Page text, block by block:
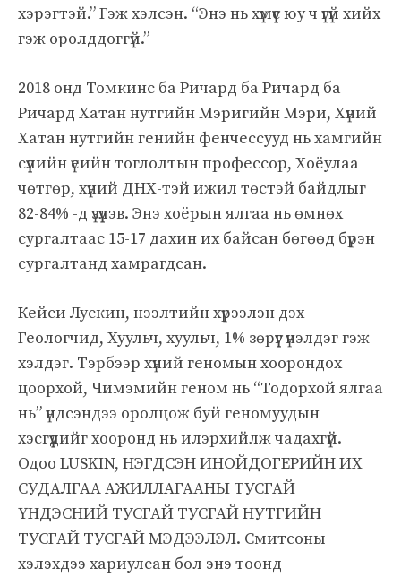
хэрэгтэй.” Гэж хэлсэн. “Энэ нь хүмүүс юу ч үгүй ​​хийх
гэж оролддоггүй.”
2018 онд Томкинс ба Ричард ба Ричард ба
Ричард Хатан нутгийн Мэригийн Мэри, Хүний
Хатан нутгийн генийн фенчессууд нь хамгийн
сүүлийн үеийн тоглолтын профессор, Хоёулаа
чөтгөр, хүний ​​ДНХ-тэй ижил төстэй байдлыг
82-84% -д үзүүлэв. Энэ хоёрын ялгаа нь өмнөх
сургалтаас 15-17 дахин их байсан бөгөөд бүрэн
сургалтанд хамрагдсан.
Кейси Лускин, нээлтийн хүрээлэн дэх
Геологчид, Хуульч, хуульч, 1% зөрүүг үнэлдэг гэж
хэлдэг. Тэрбээр хүний ​​геномын хоорондох
цоорхой, Чимэмийн геном нь “Тодорхой ялгаа
нь” үндсэндээ оролцож буй геномуудын
хэсгүүдийг хооронд нь илэрхийлж чадахгүй.
Одоо LUSKIN, НЭГДСЭН ИНОЙДОГЕРИЙН ИХ
СУДАЛГАА АЖИЛЛАГААНЫ ТУСГАЙ
ҮНДЭСНИЙ ТУСГАЙ ТУСГАЙ НУТГИЙН
ТУСГАЙ ТУСГАЙ МЭДЭЭЛЭЛ. Смитсоны
хэлэхдээ хариулсан бол энэ тоонд